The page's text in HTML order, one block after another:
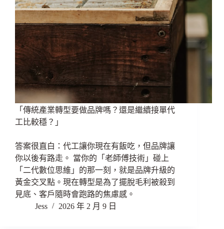
「傳統產業轉型要做品牌嗎？還是繼續接單代
工比較穩？」
答案很直白：代工讓你現在有飯吃，但品牌讓
你以後有路走。 當你的「老師傅技術」碰上
「二代數位思維」的那一刻，就是品牌升級的
黃金交叉點。現在轉型是為了擺脫毛利被殺到
見底、客戶隨時會跑路的焦慮感。
Jess
2026 年 2 月 9 日